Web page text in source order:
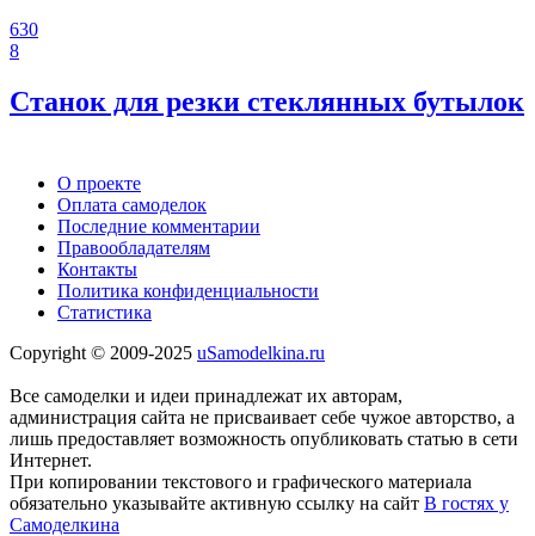
630
8
Станок для резки стеклянных бутылок
О проекте
Оплата самоделок
Последние комментарии
Правообладателям
Контакты
Политика конфиденциальности
Статистика
Copyright © 2009-2025 uSamodelkina.ru
Все самоделки и идеи принадлежат их авторам,
администрация сайта не присваивает себе чужое авторство, а
лишь предоставляет возможность опубликовать статью в сети
Интернет.
При копировании текстового и графического материала
обязательно указывайте активную ссылку на сайт В гостях у
Самоделкина